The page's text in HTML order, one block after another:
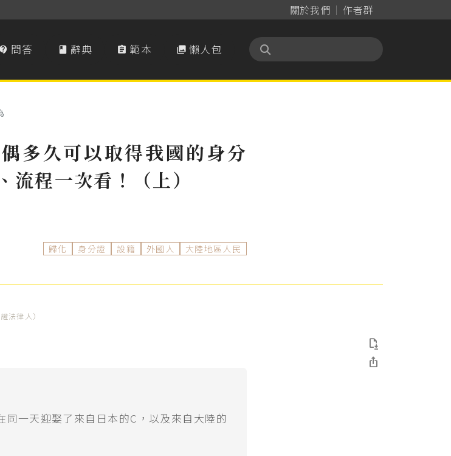
關於我們 作者群
 問答  辭典  範本  懶人包
多久可以取得我國的身分
流程一次看！（上）
歸化 身分證 設籍 外國人 大陸地區人民
證法律人）
同一天迎娶了來自日本的C，以及來自大陸的

